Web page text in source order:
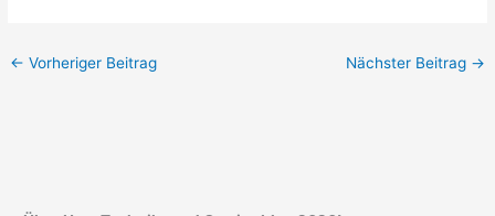
← Vorheriger Beitrag Nächster Beitrag →